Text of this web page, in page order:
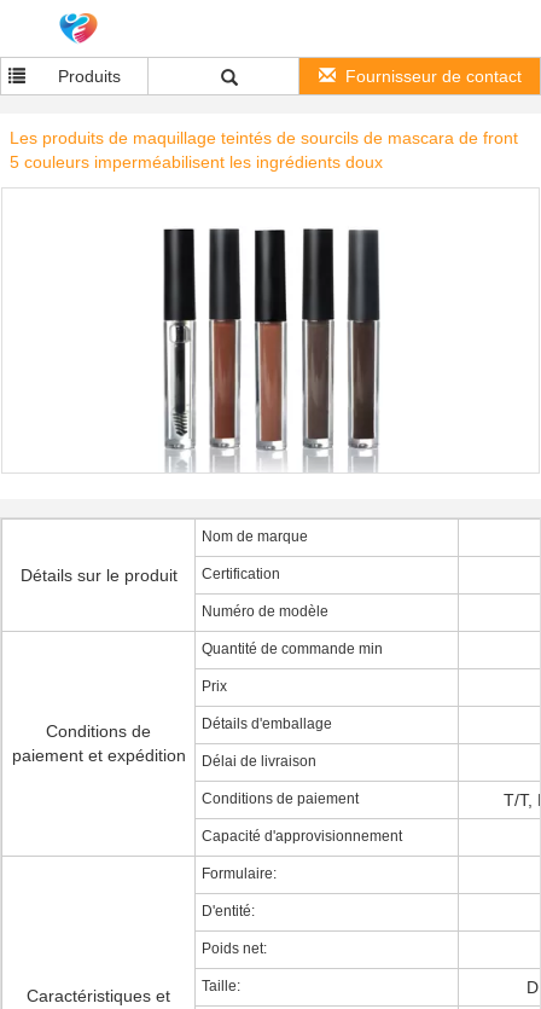
Produits Fournisseur de contact
Les produits de maquillage teintés de sourcils de mascara de front
5 couleurs imperméabilisent les ingrédients doux
Détails sur le produit
Nom de marque
Certification
Numéro de modèle
Conditions de
paiement et expédition
Quantité de commande min
Prix
Détails d'emballage
Délai de livraison
Conditions de paiement T/T,
Capacité d'approvisionnement
Caractéristiques et
Formulaire:
D'entité:
Poids net:
Taille: